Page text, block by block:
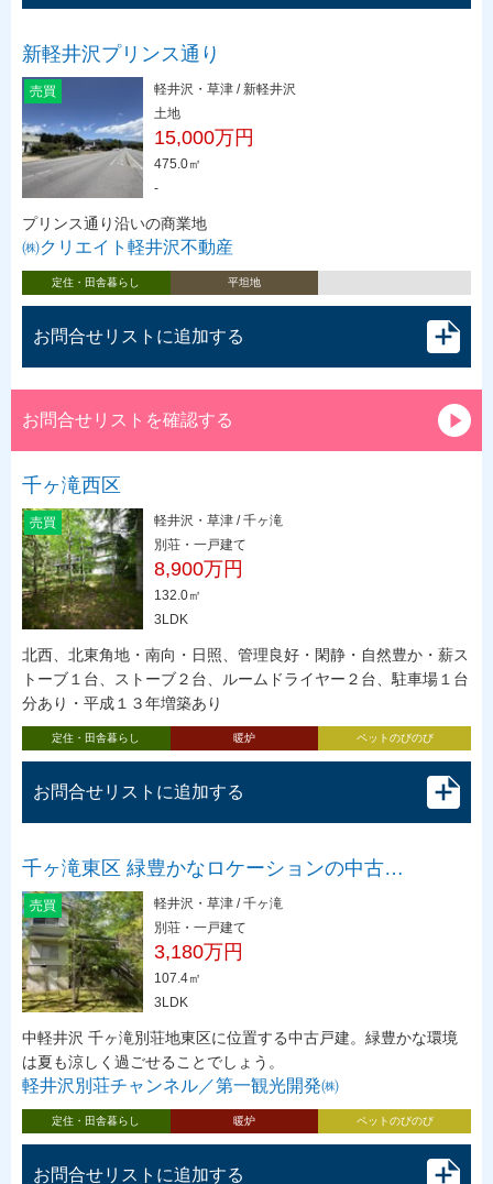
新軽井沢プリンス通り
売買
軽井沢・草津 / 新軽井沢
土地
15,000万円
475.0㎡
-
プリンス通り沿いの商業地
㈱クリエイト軽井沢不動産
定住・田舎暮らし 平坦地
お問合せリストに追加する
お問合せリストを確認する
千ヶ滝西区
売買
軽井沢・草津 / 千ヶ滝
別荘・一戸建て
8,900万円
132.0㎡
3LDK
北西、北東角地・南向・日照、管理良好・閑静・自然豊か・薪ス
トーブ１台、ストーブ２台、ルームドライヤー２台、駐車場１台
分あり・平成１３年増築あり
定住・田舎暮らし 暖炉 ペットのびのび
お問合せリストに追加する
千ヶ滝東区 緑豊かなロケーションの中古…
売買
軽井沢・草津 / 千ヶ滝
別荘・一戸建て
3,180万円
107.4㎡
3LDK
中軽井沢 千ヶ滝別荘地東区に位置する中古戸建。緑豊かな環境
は夏も涼しく過ごせることでしょう。
軽井沢別荘チャンネル／第一観光開発㈱
定住・田舎暮らし 暖炉 ペットのびのび
お問合せリストに追加する